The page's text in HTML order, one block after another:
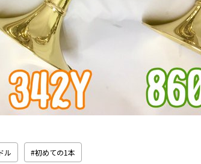
ル 初めての1本